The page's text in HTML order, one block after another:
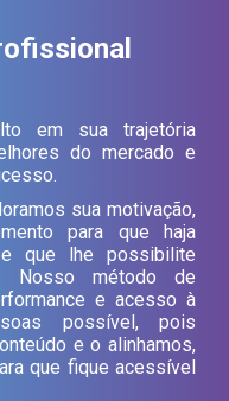
em sua trajetória
do mercado e
sua motivação,
para que haja
que lhe possibilite
Nosso método de
e acesso à
possível, pois
e o alinhamos,
que fique acessível